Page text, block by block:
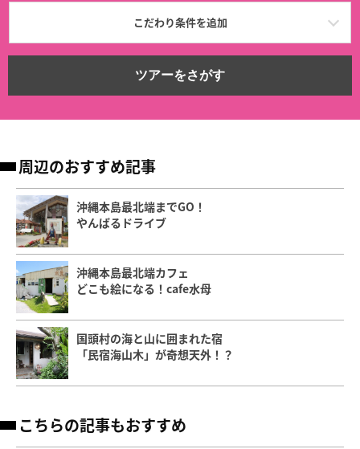
こだわり条件を追加
ツアーをさがす
周辺のおすすめ記事
沖縄本島最北端までGO！
やんばるドライブ
沖縄本島最北端カフェ
どこも絵になる！cafe水母
国頭村の海と山に囲まれた宿
「民宿海山木」が奇想天外！？
こちらの記事もおすすめ